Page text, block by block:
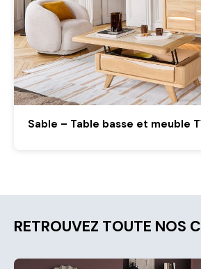
Sable – Table basse et meuble
RETROUVEZ TOUTE NOS